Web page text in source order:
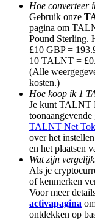
BTC Welcome
Deposit &
Deposit
Share 500000
Exclusive for
Register &
Hoe converteer
Gebruik onze
pagina om
Pound Sterling.
£10 GBP =
10 TALNT =
(Alle
kosten.)
Hoe koop ik 1
Je kunt TALNT
toonaangevende
TALNT Net
over het
en het plaatsen
Wat zijn
Als je
of kenmerken
Voor meer
activapagina
ontdekken op